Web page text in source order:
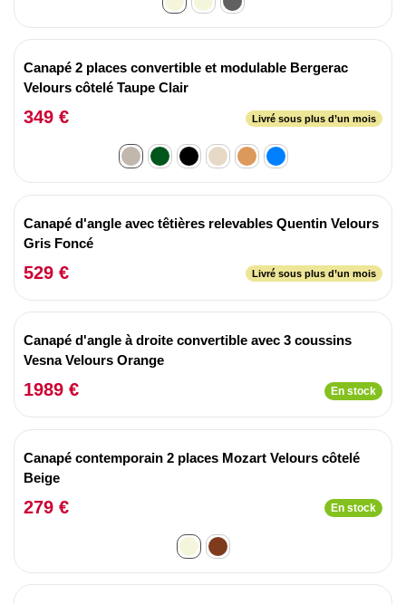
Canapé 2 places convertible et modulable Bergerac
Velours côtelé Taupe Clair
349 € Livré sous plus d’un mois
Canapé d'angle avec têtières relevables Quentin Velours
Gris Foncé
529 € Livré sous plus d’un mois
Canapé d'angle à droite convertible avec 3 coussins
Vesna Velours Orange
1989 € En stock
Canapé contemporain 2 places Mozart Velours côtelé
Beige
279 € En stock